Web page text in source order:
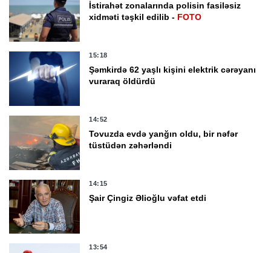
İstirahət zonalarında polisin fasiləsiz
xidməti təşkil edilib - FOTO
15:18
Şəmkirdə 62 yaşlı kişini elektrik cərəyanı
vuraraq öldürdü
14:52
Tovuzda evdə yanğın oldu, bir nəfər
tüstüdən zəhərləndi
14:15
Şair Çingiz Əlioğlu vəfat etdi
13:54